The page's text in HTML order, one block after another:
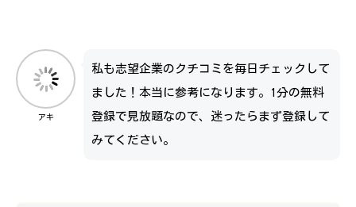
アキ
私も志望企業のクチコミを毎日チェックして
ました！本当に参考になります。1分の無料
登録で見放題なので、迷ったらまず登録して
みてください。